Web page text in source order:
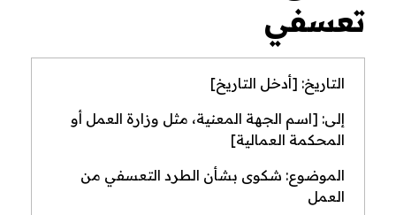
تعسفي
التاريخ: [أدخل التاريخ]
إلى: [اسم الجهة المعنية، مثل وزارة العمل أو
المحكمة العمالية]
الموضوع: شكوى بشأن الطرد التعسفي من
العمل